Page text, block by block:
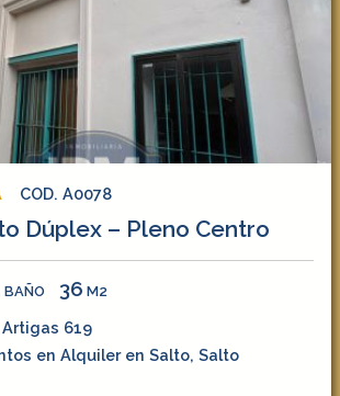
COD. A0078
Dúplex – Pleno Centro
BAÑO 36 M2
619
en Alquiler en Salto, Salto